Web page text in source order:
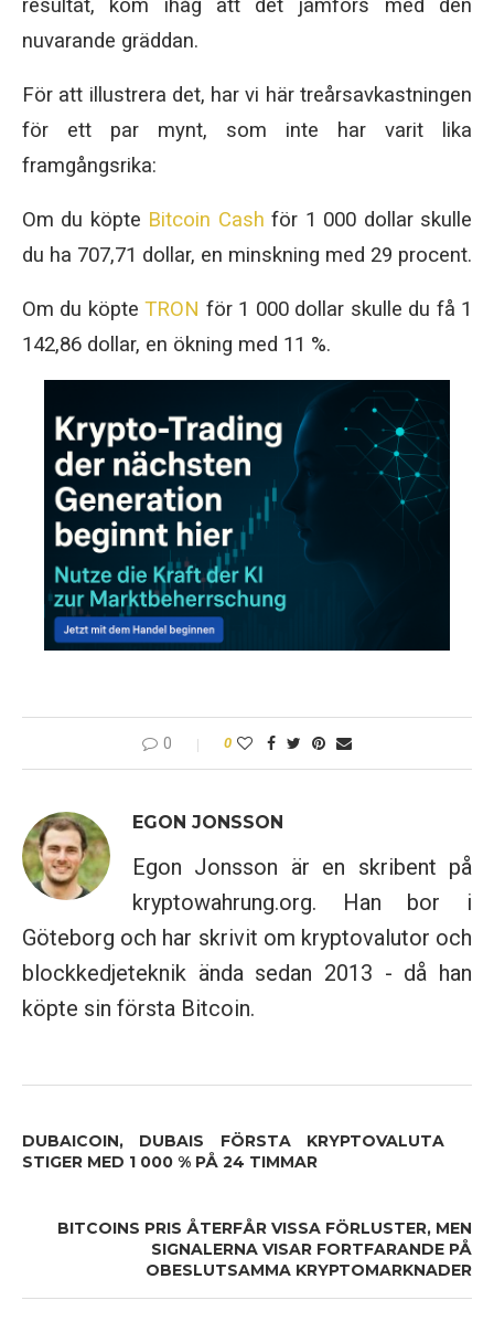
resultat, kom ihåg att det jämförs med den
nuvarande gräddan.
För att illustrera det, har vi här treårsavkastningen
för ett par mynt, som inte har varit lika
framgångsrika:
Om du köpte Bitcoin Cash för 1 000 dollar skulle
du ha 707,71 dollar, en minskning med 29 procent.
Om du köpteTRON för 1 000 dollar skulle du få 1
142,86 dollar, en ökning med 11 %.
0 0
EGON JONSSON
Egon Jonsson är en skribent på
kryptowahrung.org. Han bor i
Göteborg och har skrivit om kryptovalutor och
blockkedjeteknik ända sedan 2013 - då han
köpte sin första Bitcoin.
DUBAICOIN, DUBAIS FÖRSTA KRYPTOVALUTA
STIGER MED 1 000 % PÅ 24 TIMMAR
BITCOINS PRIS ÅTERFÅR VISSA FÖRLUSTER, MEN
SIGNALERNA VISAR FORTFARANDE PÅ
OBESLUTSAMMA KRYPTOMARKNADER